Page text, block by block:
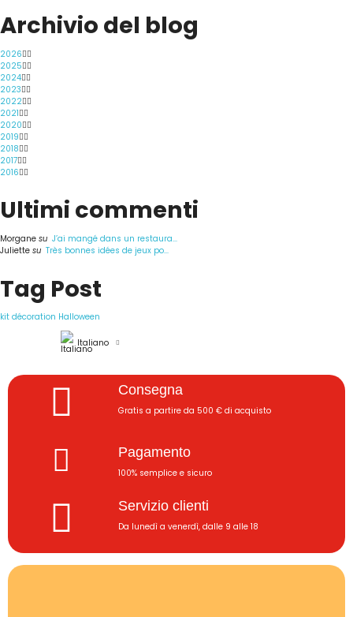
Archivio del blog
2026
2025
2024
2023
2022
2021
2020
2019
2018
2017
2016
Ultimi commenti
Morgane su J’ai mangé dans un restaura...
Juliette su Très bonnes idées de jeux po...
Tag Post
kit décoration Halloween
Italiano
Consegna
Gratis a partire da 500 € di acquisto
Pagamento
100% semplice e sicuro
Servizio clienti
Da lunedì a venerdì, dalle 9 alle 18